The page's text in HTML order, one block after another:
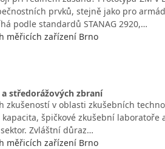
prvků, stejně jako pro
podle standardů STANAG 2920,…
měřicích zařízení Brno
středorážových zbraní
zkušeností v oblasti zkušebních
špičkové zkušební laboratoře
Zvláštní důraz…
měřicích zařízení Brno